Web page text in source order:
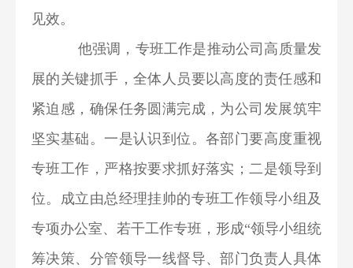
见效。
他强调，专班工作是推动公司高质量发
展的关键抓手，全体人员要以高度的责任感和
紧迫感，确保任务圆满完成，为公司发展筑牢
坚实基础。一是认识到位。各部门要高度重视
专班工作，严格按要求抓好落实；二是领导到
位。成立由总经理挂帅的专班工作领导小组及
专项办公室、若干工作专班，形成“领导小组统
筹决策、分管领导一线督导、部门负责人具体